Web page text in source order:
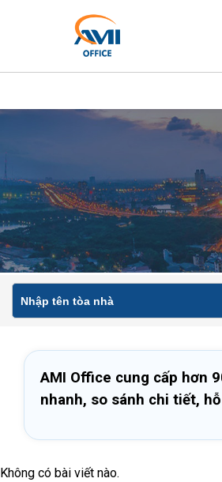
AMI Office cung cấp hơn
nhanh, so sánh chi tiết,
Không có bài viết nào.